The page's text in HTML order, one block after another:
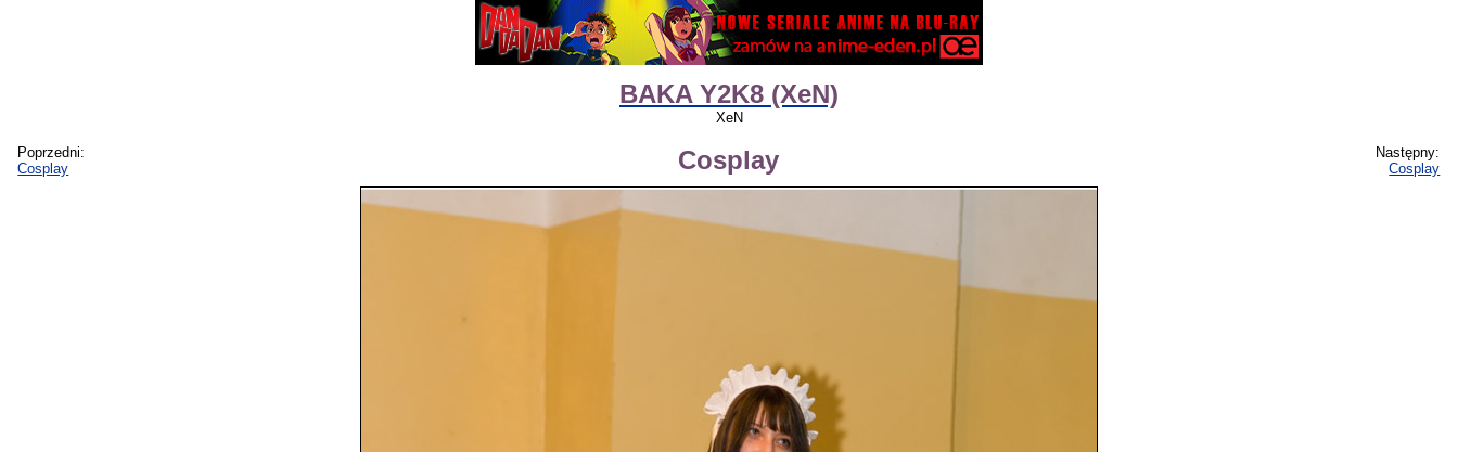
BAKA Y2K8 (XeN)
XeN
Poprzedni:
Cosplay
Cosplay
Następny:
Cosplay